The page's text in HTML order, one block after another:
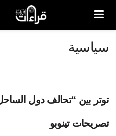
سياسية
توتر بين “تحالف دول
تصريحات تينوبو